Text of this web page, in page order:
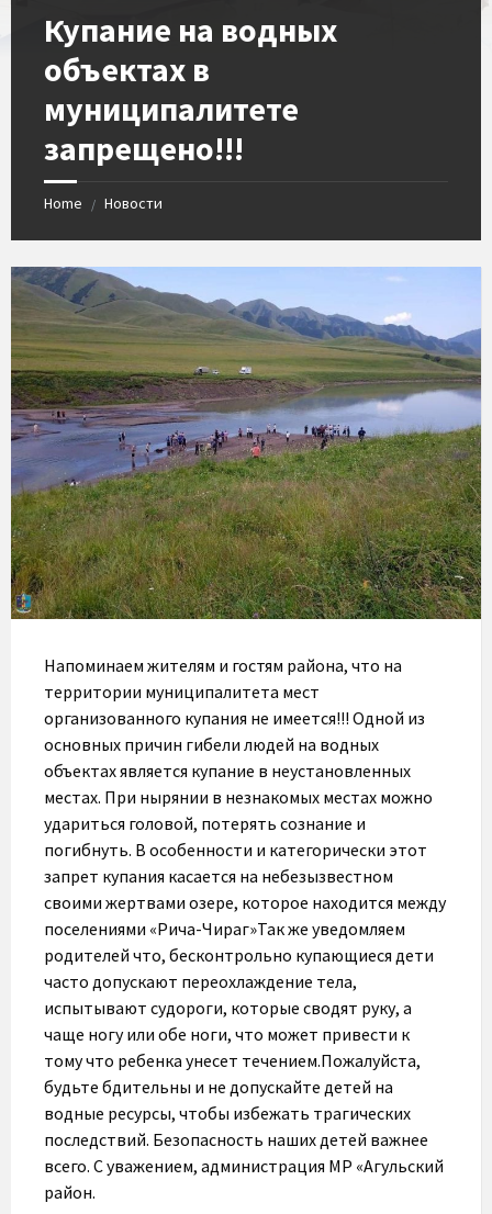
Купание на водных
объектах в
муниципалитете
запрещено!!!
Home / Новости
Напоминаем жителям и гостям района, что на
территории муниципалитета мест
организованного купания не имеется!!! Одной из
основных причин гибели людей на водных
объектах является купание в неустановленных
местах. При нырянии в незнакомых местах можно
удариться головой, потерять сознание и
погибнуть. В особенности и категорически этот
запрет купания касается на небезызвестном
своими жертвами озере, которое находится между
поселениями «Рича-Чираг»Так же уведомляем
родителей что, бесконтрольно купающиеся дети
часто допускают переохлаждение тела,
испытывают судороги, которые сводят руку, а
чаще ногу или обе ноги, что может привести к
тому что ребенка унесет течением.Пожалуйста,
будьте бдительны и не допускайте детей на
водные ресурсы, чтобы избежать трагических
последствий. Безопасность наших детей важнее
всего. С уважением, администрация МР «Агульский
район.